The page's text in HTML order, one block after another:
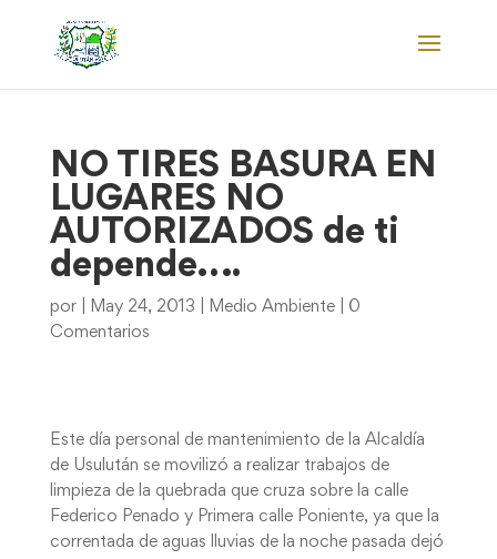
NO TIRES BASURA EN
LUGARES NO
AUTORIZADOS de ti
depende….
por May 24, 2013 Medio Ambiente| 0
Comentarios
Este día personal de mantenimiento de la Alcaldía
de Usulután se movilizó a realizar trabajos de
limpieza de la quebrada que cruza sobre la calle
Federico Penado y Primera calle Poniente, ya que la
correntada de aguas lluvias de la noche pasada dejó